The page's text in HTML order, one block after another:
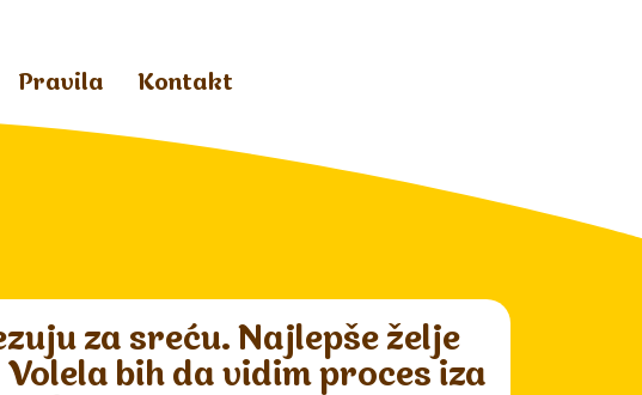
Pravila Kontakt
za sreću. Najlepše želje
bih da vidim proces iza